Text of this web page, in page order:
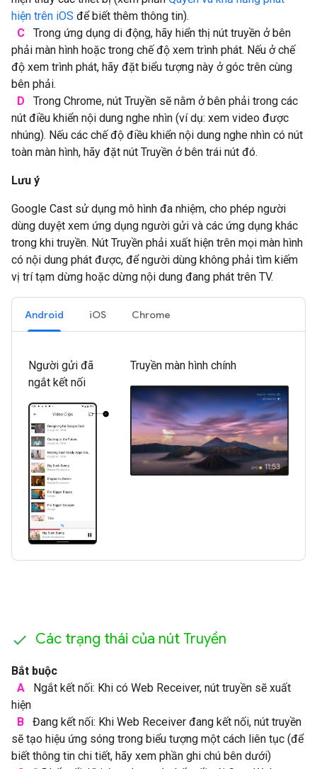
hiện trên iOS để biết thêm thông tin).
C
Trong ứng dụng di động, hãy hiển thị nút truyền ở bên
phải màn hình hoặc trong chế độ xem trình phát. Nếu ở chế
độ xem trình phát, hãy đặt biểu tượng này ở góc trên cùng
bên phải.
D
Trong Chrome, nút Truyền sẽ nằm ở bên phải trong các
nút điều khiển nội dung nghe nhìn (ví dụ: xem video được
nhúng). Nếu các chế độ điều khiển nội dung nghe nhìn có nút
toàn màn hình, hãy đặt nút Truyền ở bên trái nút đó.
Lưu ý
Google Cast sử dụng mô hình đa nhiệm, cho phép người
dùng duyệt xem ứng dụng người gửi và các ứng dụng khác
trong khi truyền. Nút Truyền phải xuất hiện trên mọi màn hình
có nội dung phát được, để người dùng không phải tìm kiếm
vị trí tạm dừng hoặc dừng nội dung đang phát trên TV.
Android iOS Chrome
Người gửi đã
ngắt kết nối
Truyền màn hình chính
Các trạng thái của nút Truyền
Bắt buộc
A
Ngắt kết nối: Khi có Web Receiver, nút truyền sẽ xuất
hiện
B
Đang kết nối: Khi Web Receiver đang kết nối, nút truyền
sẽ tạo hiệu ứng sóng trong biểu tượng một cách liên tục (để
biết thông tin chi tiết, hãy xem phần ghi chú bên dưới)